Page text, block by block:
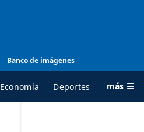
Banco de imágenes
Economía Deportes más ☰